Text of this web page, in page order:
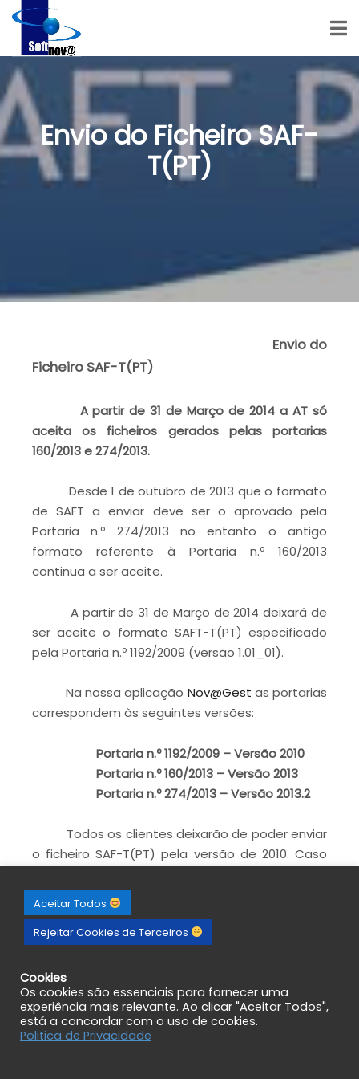
Envio do Ficheiro SAF-
T(PT)
Envio do
Ficheiro SAF-T(PT)
A partir de 31 de Março de 2014 a AT só
aceita os ficheiros gerados pelas portarias
160/2013 e 274/2013.
Desde 1 de outubro de 2013 que o formato
de SAFT a enviar deve ser o aprovado pela
Portaria n.º 274/2013 no entanto o antigo
formato referente à Portaria n.º 160/2013
continua a ser aceite.
A partir de 31 de Março de 2014 deixará de
ser aceite o formato SAFT-T(PT) especificado
pela Portaria n.º 1192/2009 (versão 1.01_01).
Na nossa aplicação Nov@Gest as portarias
correspondem às seguintes versões:
Portaria n.º 1192/2009 – Versão 2010
Portaria n.º 160/2013 – Versão 2013
Portaria n.º 274/2013 – Versão 2013.2
Todos os clientes deixarão de poder enviar
o ficheiro SAF-T(PT) pela versão de 2010. Caso
contactem-nos afim de procedermos à
respectiva actualização.
Aceitar Todos
Rejeitar Cookies de Terceiros
Cookies
Os cookies são essenciais para fornecer uma
experiência mais relevante. Ao clicar "Aceitar Todos",
está a concordar com o uso de cookies.
Politica de Privacidade